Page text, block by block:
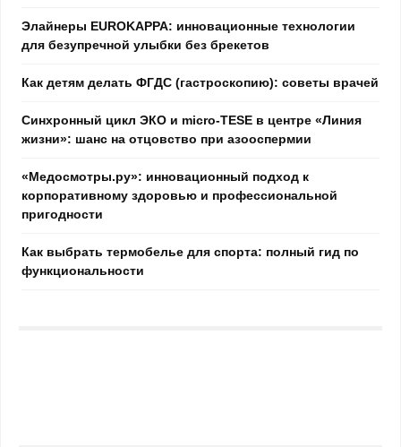
Элайнеры EUROKAPPA: инновационные технологии
для безупречной улыбки без брекетов
Как детям делать ФГДС (гастроскопию): советы врачей
Синхронный цикл ЭКО и micro-TESE в центре «Линия
жизни»: шанс на отцовство при азооспермии
«Медосмотры.ру»: инновационный подход к
корпоративному здоровью и профессиональной
пригодности
Как выбрать термобелье для спорта: полный гид по
функциональности